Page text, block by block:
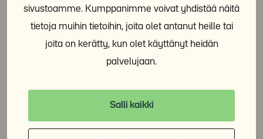
sivustoamme. Kumppanimme voivat yhdistää näitä
tietoja muihin tietoihin, joita olet antanut heille tai
joita on kerätty, kun olet käyttänyt heidän
palvelujaan.
Salli kaikki
Säännönmukaiset tietolähteet
Henkilötietosi saamme ensisijaisesti sinulta itseltäsi.
Lisäksi voimme kerätä henkilötietojasi edustamaltasi
kerääminen voi perustua myös kolmannen osapuolen